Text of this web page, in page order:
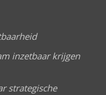
inzetbaar krijgen
strategische